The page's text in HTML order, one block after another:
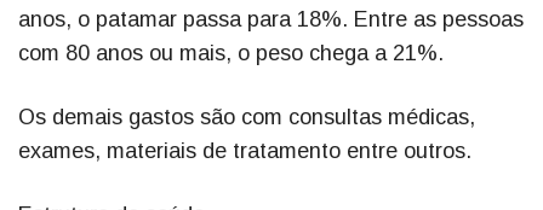
anos, o patamar passa para 18%. Entre as pessoas
com 80 anos ou mais, o peso chega a 21%.
Os demais gastos são com consultas médicas,
exames, materiais de tratamento entre outros.